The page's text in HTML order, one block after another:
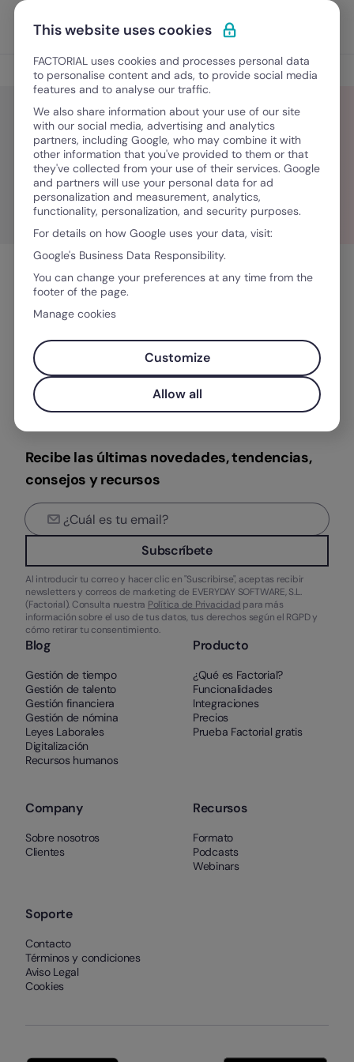
Ir al contenido
Pedir una demo
Blog
Valeria Yañez
Recibe las últimas novedades, tendencias,
consejos y recursos
Subscríbete
Al introducir tu correo y hacer clic en "Suscribirse", aceptas recibir
newsletters y correos de marketing de EVERYDAY SOFTWARE, S.L.
(Factorial). Consulta nuestra Política de Privacidad para más
información sobre el uso de tus datos, tus derechos según el RGPD y
cómo retirar tu consentimiento.
Blog
Gestión de tiempo
Gestión de talento
Gestión financiera
Gestión de nómina
Leyes Laborales
Digitalización
Recursos humanos
Producto
¿Qué es Factorial?
Funcionalidades
Integraciones
Precios
Prueba Factorial gratis
Company
Sobre nosotros
Clientes
Recursos
Formato
Podcasts
Webinars
Soporte
Contacto
Términos y condiciones
Aviso Legal
Cookies
This website uses cookies
FACTORIAL uses cookies and processes personal data
to personalise content and ads, to provide social media
features and to analyse our traffic.
We also share information about your use of our site
with our social media, advertising and analytics
partners, including Google, who may combine it with
other information that you've provided to them or that
they've collected from your use of their services. Google
and partners will use your personal data for ad
personalization and measurement, analytics,
functionality, personalization, and security purposes.
For details on how Google uses your data, visit:
Google's Business Data Responsibility.
You can change your preferences at any time from the
footer of the page.
Manage cookies
Customize
Allow all